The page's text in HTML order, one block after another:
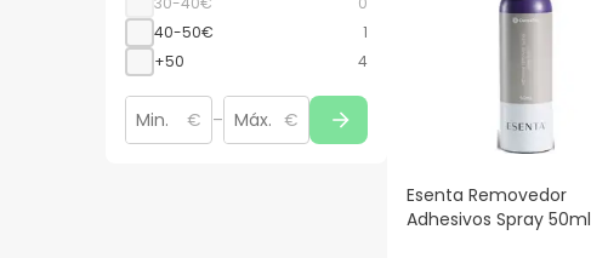
40-50€
1
+50
4
€ – €
Esenta Removedor
Adhesivos Spray 50ml